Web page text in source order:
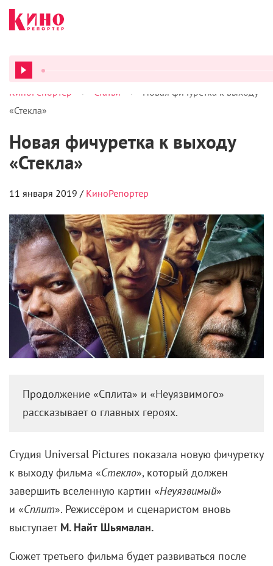
ВСЕ ПОДКАСТЫ
КиноРепортер > Статьи >
Новая фичуретка к выходу
«Стекла»
Новая фичуретка к выходу
«Стекла»
11 января 2019 / КиноРепортер
Продолжение «Сплита» и «Неуязвимого»
рассказывает о главных героях.
Студия Universal Pictures показала новую фичуретку
к выходу фильма «Стекло», который должен
завершить вселенную картин «Неуязвимый»
и «Сплит». Режиссёром и сценаристом вновь
выступает М. Найт Шьямалан.
Сюжет третьего фильма будет развиваться после